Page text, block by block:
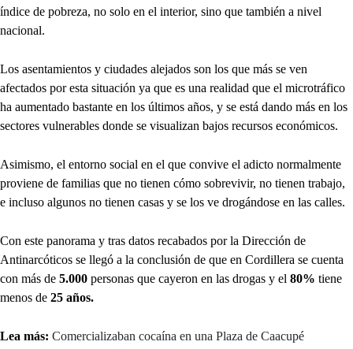
índice de pobreza, no solo en el interior, sino que también a nivel
nacional.
Los asentamientos y ciudades alejados son los que más se ven
afectados por esta situación ya que es una realidad que el microtráfico
ha aumentado bastante en los últimos años, y se está dando más en los
sectores vulnerables donde se visualizan bajos recursos económicos.
Asimismo, el entorno social en el que convive el adicto normalmente
proviene de familias que no tienen cómo sobrevivir, no tienen trabajo,
e incluso algunos no tienen casas y se los ve drogándose en las calles.
Con este panorama y tras datos recabados por la Dirección de
Antinarcóticos se llegó a la conclusión de que en Cordillera se cuenta
con más de 5.000 personas que cayeron en las drogas y el 80% tiene
menos de 25 años.
Lea más: Comercializaban cocaína en una Plaza de Caacupé